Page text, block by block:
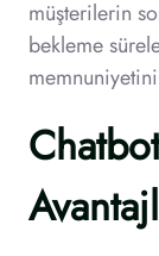
müşterilerin
bekleme